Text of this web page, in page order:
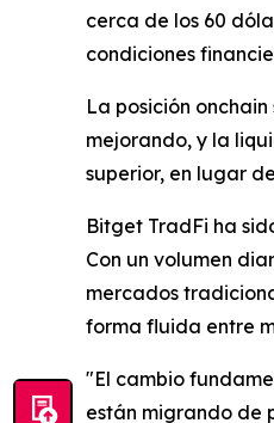
cerca de los 60
condiciones
La posición
mejorando, y la
superior, en lugar
Bitget TradFi ha
Con un volumen
mercados
forma fluida entre
"El cambio
están migrando de